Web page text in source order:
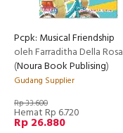
Pcpk: Musical Friendship
oleh Farraditha Della Rosa
(Noura Book Publising)
Gudang Supplier
Rp 33.600
Hemat Rp 6.720
Rp 26.880